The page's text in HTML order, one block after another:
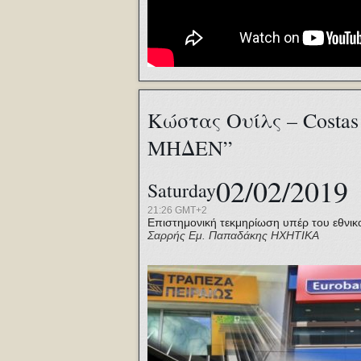
Κώστας Ουίλς –
ΜΗΔΕΝ”
Saturday02/02/2019
21:26 GMT+2
Επιστημονική τεκμηρίωση υπέρ του
Σαρρής Εμ. Παπαδάκης ΗΧΗΤΙΚΑ